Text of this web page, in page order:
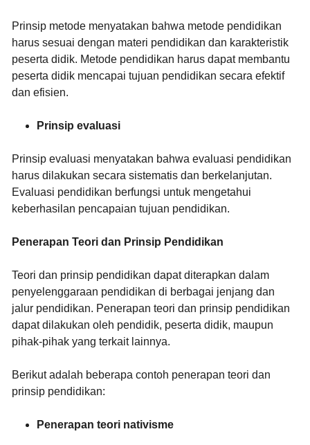
Prinsip metode menyatakan bahwa metode pendidikan
harus sesuai dengan materi pendidikan dan karakteristik
peserta didik. Metode pendidikan harus dapat membantu
peserta didik mencapai tujuan pendidikan secara efektif
dan efisien.
Prinsip evaluasi
Prinsip evaluasi menyatakan bahwa evaluasi pendidikan
harus dilakukan secara sistematis dan berkelanjutan.
Evaluasi pendidikan berfungsi untuk mengetahui
keberhasilan pencapaian tujuan pendidikan.
Penerapan Teori dan Prinsip Pendidikan
Teori dan prinsip pendidikan dapat diterapkan dalam
penyelenggaraan pendidikan di berbagai jenjang dan
jalur pendidikan. Penerapan teori dan prinsip pendidikan
dapat dilakukan oleh pendidik, peserta didik, maupun
pihak-pihak yang terkait lainnya.
Berikut adalah beberapa contoh penerapan teori dan
prinsip pendidikan:
Penerapan teori nativisme